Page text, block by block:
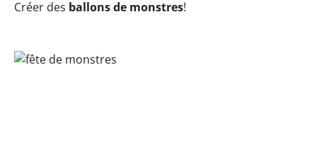
Créer des ballons de monstres!